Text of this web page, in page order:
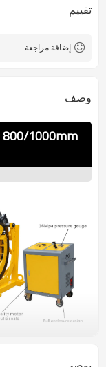
تقييم
إضافة مراجعة
وصف